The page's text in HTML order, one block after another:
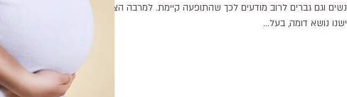
נשים וגם גברים לרוב מודעים לכך שהתופעה קיימת. למרבה הצער
ישנו נושא דומה, בעל...